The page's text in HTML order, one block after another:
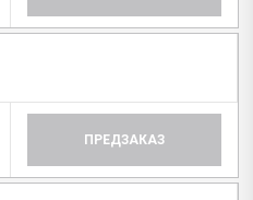
ПРЕДЗАКАЗ